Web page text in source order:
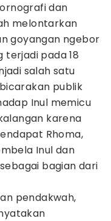
dan
melontarkan
goyangan ngebor
terjadi pada 18
salah satu
publik
Inul memicu
karena
Rhoma,
Inul dan
bagian dari
pendakwah,